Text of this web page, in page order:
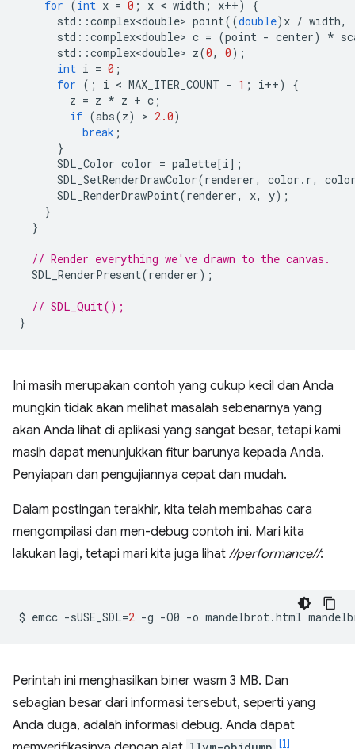
for (int x = 0 ; x < width ; x++)
{
std ::complex<double> point((double) x / width,
std ::complex<double> c = (point - center) *
std ::complex<double> z(0, 0);
int i = 0 ;
for (; i < MAX_ITER_COUNT - 1 ; i++)
{
z = z * z + c ;
if (abs(z) > 2.0)
break ;
}
SDL_Color color = palette[i];
SDL_SetRenderDrawColor(renderer, color . r,
SDL_RenderDrawPoint(renderer, x, y);
}
}
// Render everything we've drawn to the canvas.
SDL_RenderPresent(renderer);
// SDL_Quit();
}
Ini masih merupakan contoh yang cukup kecil dan Anda
mungkin tidak akan melihat masalah sebenarnya yang
akan Anda lihat di aplikasi yang sangat besar, tetapi kami
masih dapat menunjukkan fitur barunya kepada Anda.
Penyiapan dan pengujiannya cepat dan mudah.
Dalam postingan terakhir, kita telah membahas cara
mengompilasi dan men-debug contoh ini. Mari kita
lakukan lagi, tetapi mari kita juga lihat //performance//:
$ emcc -sUSE_SDL=2 -g -O0 -o mandelbrot.html
Perintah ini menghasilkan biner wasm 3 MB. Dan
sebagian besar dari informasi tersebut, seperti yang
Anda duga, adalah informasi debug. Anda dapat
[1]